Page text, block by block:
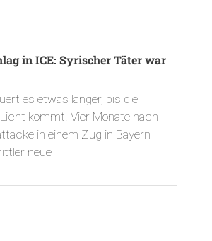
in ICE: Syrischer Täter war
es etwas länger, bis die
kommt. Vier Monate nach
in einem Zug in Bayern
neue